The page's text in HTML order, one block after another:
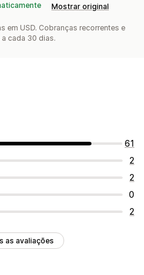
Mostrar original
em USD. Cobranças recorrentes e
cada 30 dias.
61
2
2
0
2
as avaliações